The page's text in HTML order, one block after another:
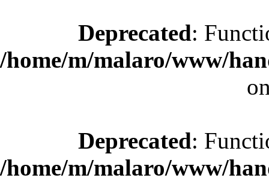
Deprecated:
/home/m/malaro/www/
Deprecated:
/home/m/malaro/www/